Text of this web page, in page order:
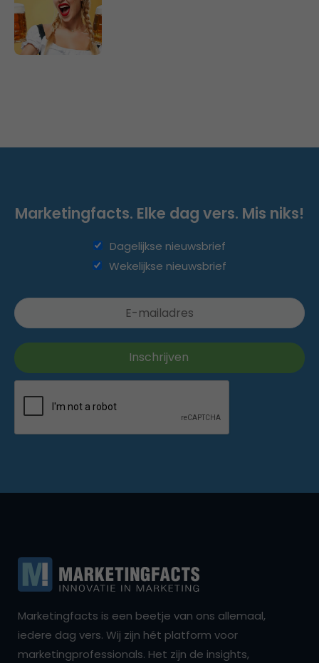
Marketingfacts. Elke dag vers. Mis niks!
Dagelijkse nieuwsbrief
Wekelijkse nieuwsbrief
Marketingfacts is een beetje van ons allemaal,
iedere dag vers. Wij zijn hét platform voor
marketingprofessionals. Het zijn de insights,